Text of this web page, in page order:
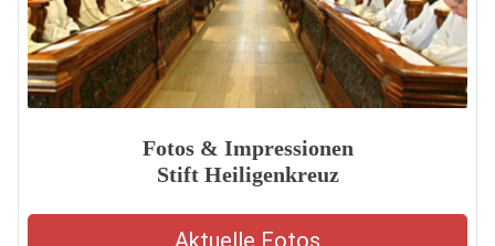
Fotos & Impressionen
Stift Heiligenkreuz
Aktuelle Fotos